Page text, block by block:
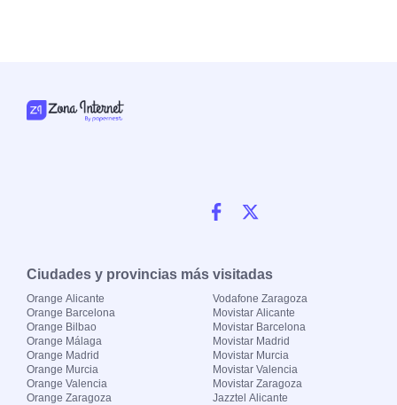
Ciudades y provincias más visitadas
Orange Alicante
Orange Barcelona
Orange Bilbao
Orange Málaga
Orange Madrid
Orange Murcia
Orange Valencia
Orange Zaragoza
Vodafone Zaragoza
Movistar Alicante
Movistar Barcelona
Movistar Madrid
Movistar Murcia
Movistar Valencia
Movistar Zaragoza
Jazztel Alicante